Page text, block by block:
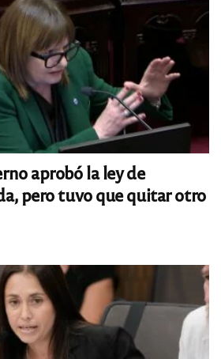
aprobó la ley de
pero tuvo que quitar otro